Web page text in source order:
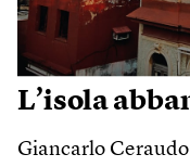
L’isola
Giancarlo